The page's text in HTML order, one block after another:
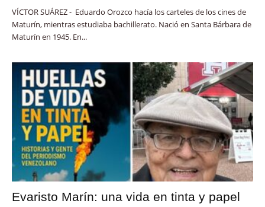
VÍCTOR SUÁREZ - Eduardo Orozco hacía los carteles de los cines de
Maturín, mientras estudiaba bachillerato. Nació en Santa Bárbara de
Maturín en 1945. En...
Evaristo Marín: una vida en tinta y papel